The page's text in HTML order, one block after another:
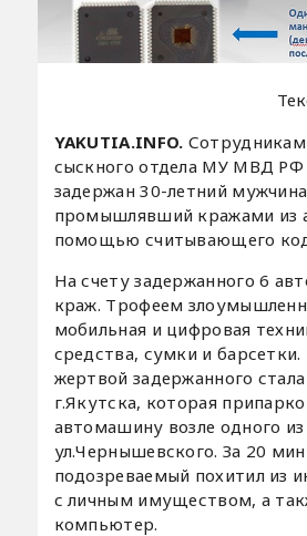
YAKUTIA.INFO.
сыскного отдела МУ МВД РФ
задержан 30-летний
промышлявший кражами из
помощью считывающего
На счету задержанного 6
краж. Трофеем
мобильная и цифровая
средства, сумки и барсетки.
жертвой задержанного
г.Якутска, которая
автомашину возле одного
ул.Чернышевского. За 20
подозреваемый похитил из
с личным имуществом, а
компьютер.